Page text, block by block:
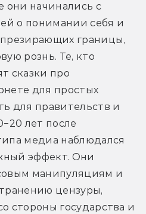
они начинались с
о понимании себя и
границы,
рознь. Те, кто
сказки про
для простых
для правительств и
лет после
медиа наблюдался
эффект. Они
манипуляциям и
цензуры,
стороны государства и